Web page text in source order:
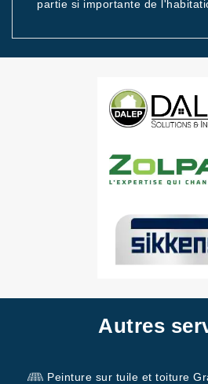
partie si importante de
Autres
Peinture sur tuile et toiture